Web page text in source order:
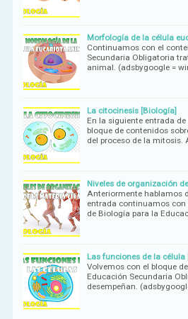
Morfología de la célula
Continuamos con el
Secundaria Obligatoria
animal. (adsbygoogle =
La citocinesis [Biología]
En la siguiente entrada
bloque de contenidos
del proceso de la mitosis.
Niveles de organización
Anteriormente hablamos
entrada continuamos con
de Biología para la
Las funciones de la
Volvemos con el bloque
Educación Secundaria
desempeñan.